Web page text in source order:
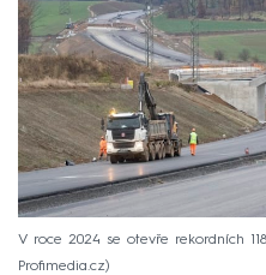
V roce 2024 se otevře rekordních
Profimedia.cz